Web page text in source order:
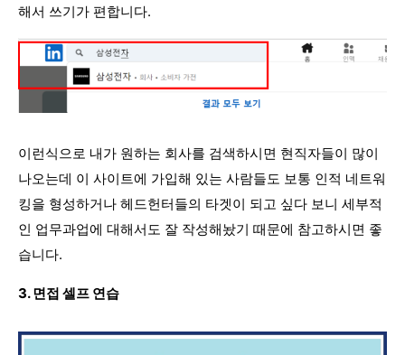
해서 쓰기가 편합니다.
이런식으로 내가 원하는 회사를 검색하시면 현직자들이 많이
나오는데 이 사이트에 가입해 있는 사람들도 보통 인적 네트워
킹을 형성하거나 헤드헌터들의 타겟이 되고 싶다 보니 세부적
인 업무과업에 대해서도 잘 작성해놨기 때문에 참고하시면 좋
습니다.
3. 면접 셀프 연습